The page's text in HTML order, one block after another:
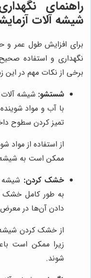
راهنمای
شیشه آلات
برای افزایش طول عمر و
نگهداری و استفاده
برخی از نکات مهم در این
شستشو: شیشه آلات
با آب و مواد
تمیز کردن سطوح
از استفاده از مواد
ممکن است به
خشک کردن: شیشه
به طور کامل خشک
دادن آن‌ها در معرض
از خشک کردن شیشه
زیرا ممکن است
شوند.